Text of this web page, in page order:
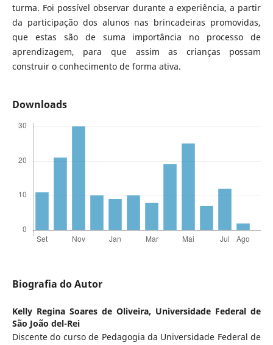
turma. Foi possível observar durante a experiência, a partir
da participação dos alunos nas brincadeiras promovidas,
que estas são de suma importância no processo de
aprendizagem, para que assim as crianças possam
construir o conhecimento de forma ativa.
Downloads
Biografia do Autor
Kelly Regina Soares de Oliveira, Universidade Federal de
São João del-Rei
Discente do curso de Pedagogia da Universidade Federal de